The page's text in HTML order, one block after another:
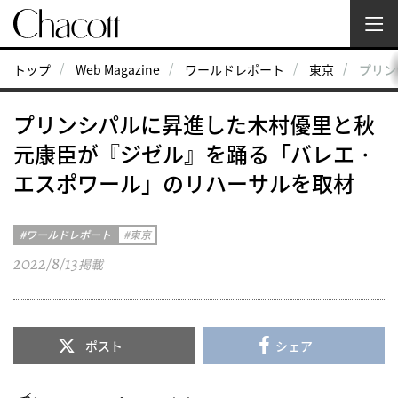
トップ Web Magazine ワールドレポート 東京 プリ
プリンシパルに昇進した木村優里と秋
元康臣が『ジゼル』を踊る「バレエ・
エスポワール」のリハーサルを取材
ワールドレポート 東京
2022/8/13掲載
ポスト シェア